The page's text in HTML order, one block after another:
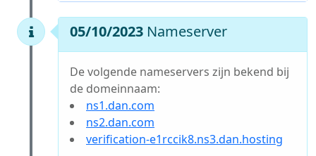
05/10/2023 Nameserver
De volgende nameservers zijn bekend bij
de domeinnaam:
ns1.dan.com
ns2.dan.com
verification-e1rccik8.ns3.dan.hosting